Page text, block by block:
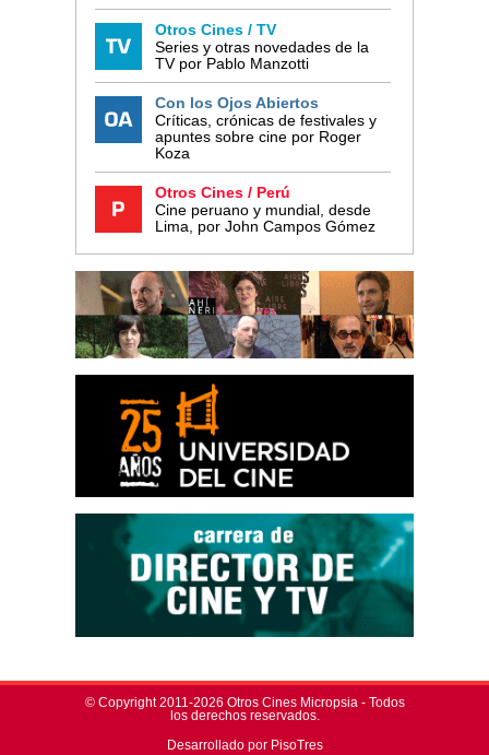
Otros Cines / TV
Series y otras novedades de la
TV por Pablo Manzotti
Con los Ojos Abiertos
Críticas, crónicas de festivales y
apuntes sobre cine por Roger
Koza
Otros Cines / Perú
Cine peruano y mundial, desde
Lima, por John Campos Gómez
© Copyright 2011-2026 Otros Cines Micropsia - Todos
los derechos reservados.
Desarrollado por PisoTres